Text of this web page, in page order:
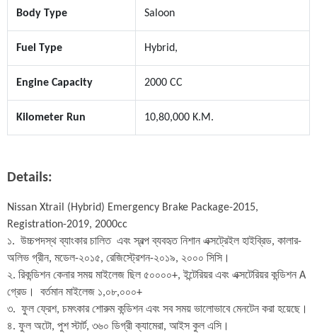
Body Type Saloon
Fuel Type Hybrid,
Engine Capacity 2000 CC
Kilometer Run 10,80,000 K.M.
Details:
Nissan Xtrail (Hybrid) Emergency Brake Package-2015,
Registration-2019, 2000cc
১.  উচ্চপদস্থ ব্যাংকার চালিত  এবং স্বল্প ব্যবহৃত নিশান এক্সট্রেইল হাইব্রিড, কালার-
অলিভ গ্রীন, মডেল-২০১৫, রেজিস্ট্রেশন-২০১৯, ২০০০ সিসি।
২. রিকন্ডিশন কেনার সময় মাইলেজ ছিল ৫০০০০+, ইন্টেরিয়র এবং এক্সটেরিয়র কন্ডিশন A
গ্রেড।  বর্তমান মাইলেজ ১,০৮,০০০+
৩.  ফুল ফ্রেশ, চমৎকার শোরুম কন্ডিশন এবং সব সময় ভালোভাবে মেনটেন করা হয়েছে।
৪. ফুল অটো, পুশ স্টার্ট, ৩৬০ ডিগ্রী ক্যামেরা, আইস কুল এসি।